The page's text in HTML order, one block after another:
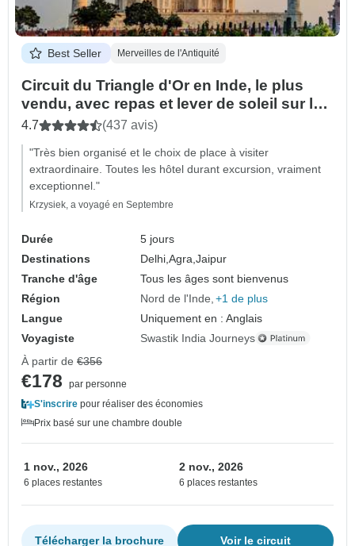
Best Seller Merveilles de l'Antiquité
Circuit du Triangle d'Or en Inde, le plus
vendu, avec repas et lever de soleil sur le
Taj Mahal
4.7 (437 avis)
"Très bien organisé et le choix de place à visiter
extraordinaire. Toutes les hôtel durant excursion, vraiment
exceptionnel."
Krzysiek, a voyagé en Septembre
Durée
5 jours
Destinations
Delhi,Agra,Jaipur
Tranche d'âge
Tous les âges sont bienvenus
Région
Nord de l'Inde +1 de plus
Langue
Uniquement en : Anglais
Voyagiste
Swastik India Journeys
À partir de €356
€178
par personne
S'inscrire pour réaliser des économies
Prix basé sur une chambre double
1 nov., 2026
6 places restantes
2 nov., 2026
6 places restantes
Voir le circuit
Télécharger la brochure